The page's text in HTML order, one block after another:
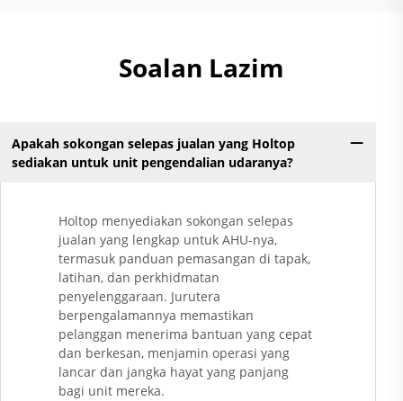
Soalan Lazim
Apakah sokongan selepas jualan yang Holtop
sediakan untuk unit pengendalian udaranya?
Holtop menyediakan sokongan selepas
jualan yang lengkap untuk AHU-nya,
termasuk panduan pemasangan di tapak,
latihan, dan perkhidmatan
penyelenggaraan. Jurutera
berpengalamannya memastikan
pelanggan menerima bantuan yang cepat
dan berkesan, menjamin operasi yang
lancar dan jangka hayat yang panjang
bagi unit mereka.